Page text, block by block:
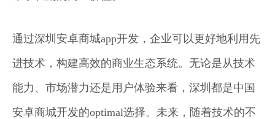
通过深圳安卓商城app开发，企业可以更好地利用先
进技术，构建高效的商业生态系统。无论是从技术
能力、市场潜力还是用户体验来看，深圳都是中国
安卓商城开发的optimal选择。未来，随着技术的不